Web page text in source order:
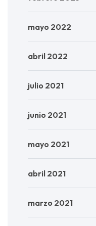
mayo 2022
abril 2022
julio 2021
junio 2021
mayo 2021
abril 2021
marzo 2021